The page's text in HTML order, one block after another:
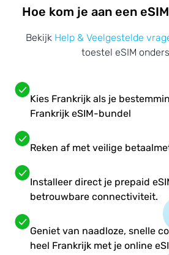
Hoe kom je aan een
Bekijk Help & Veelgestelde
toestel eSIM
Kies Frankrijk als je
Frankrijk eSIM-bundel
Reken af met veilige
Installeer direct je prepaid
betrouwbare connectiviteit.
Geniet van naadloze, snelle
heel Frankrijk met je online